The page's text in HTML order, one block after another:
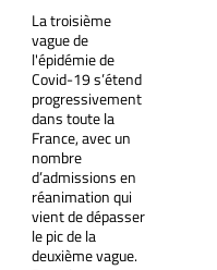
La troisième
vague de
l'épidémie de
Covid-19 s’étend
progressivement
dans toute la
France, avec un
nombre
d’admissions en
réanimation qui
vient de dépasser
le pic de la
deuxième vague.